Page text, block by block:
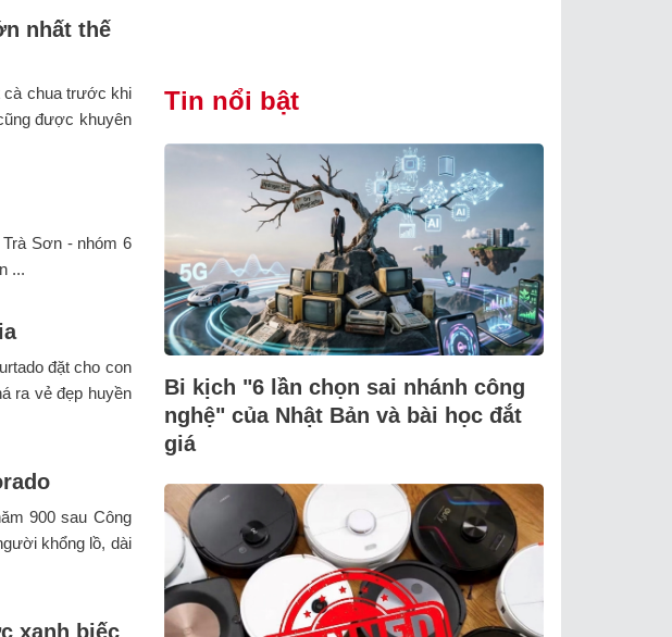
nhất thế
cà chua trước khi
được khuyên
Sơn - nhóm 6
...
đặt cho con
ra vẻ đẹp huyền
900 sau Công
khổng lồ, dài
xanh biếc
Tin nổi bật
Bi kịch "6 lần chọn sai nhánh công
nghệ" của Nhật Bản và bài học đắt
giá